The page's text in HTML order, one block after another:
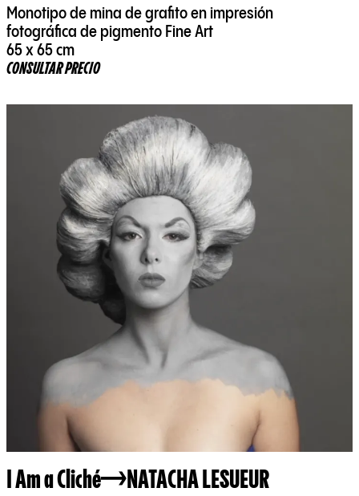
Monotipo de mina de grafito en impresión
fotográfica de pigmento Fine Art
65 x 65 cm
CONSULTAR PRECIO
I Am a Cliché NATACHA LESUEUR